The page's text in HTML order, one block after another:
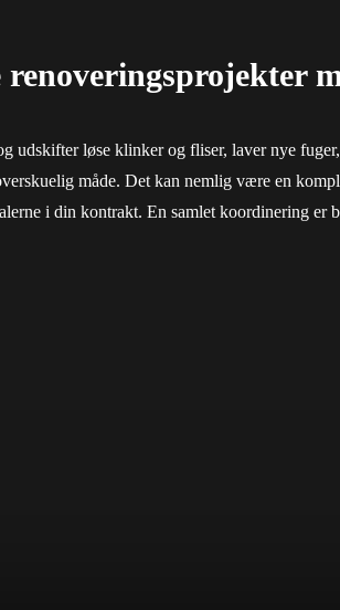
renoveringsprojekter
udskifter løse klinker og fliser, laver nye
måde. Det kan nemlig være en
i din kontrakt. En samlet koordinering